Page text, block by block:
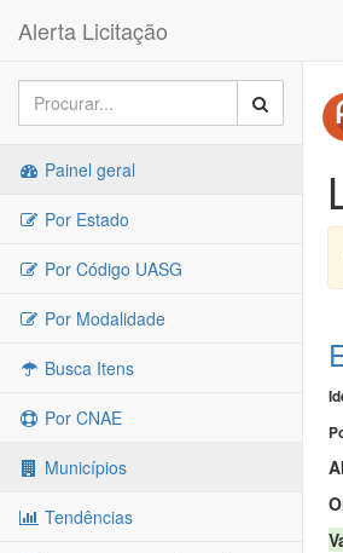
Alerta Licitação
Painel geral
Por Estado
Por Código UASG
Por Modalidade
Busca Itens
Por CNAE
Municípios
Tendências